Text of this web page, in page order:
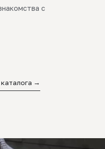
с
→